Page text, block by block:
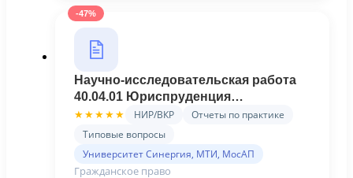
-47%
Научно-исследовательская работа
40.04.01 Юриспруденция
Гражданско-правовой профиль 1
семестр магистратура Синергия
★★★★★ НИР/ВКР
Отчеты по практике
Типовые вопросы
Университет Синергия, МТИ, МосАП
Гражданское право